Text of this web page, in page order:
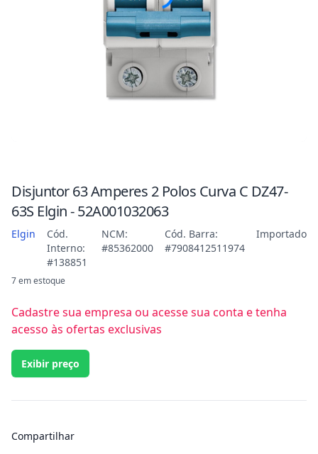
Disjuntor 63 Amperes 2 Polos Curva C DZ47-
63S Elgin - 52A001032063
Elgin
Cód.
Interno:
#138851
NCM:
#85362000
Cód. Barra:
#7908412511974
Importado
7 em estoque
Cadastre sua empresa ou acesse sua conta e tenha
acesso às ofertas exclusivas
Exibir preço
Compartilhar